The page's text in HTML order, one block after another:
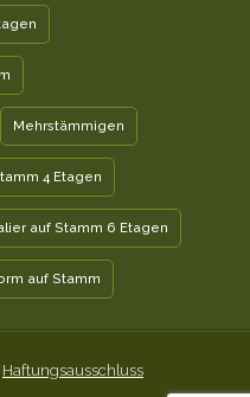
Mehrstämmigen
4 Etagen
auf Stamm 6 Etagen
auf Stamm
Haftungsausschluss